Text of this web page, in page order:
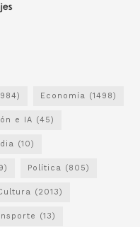
Economía (1498)
e IA (45)
(10)
Política (805)
(2013)
(13)